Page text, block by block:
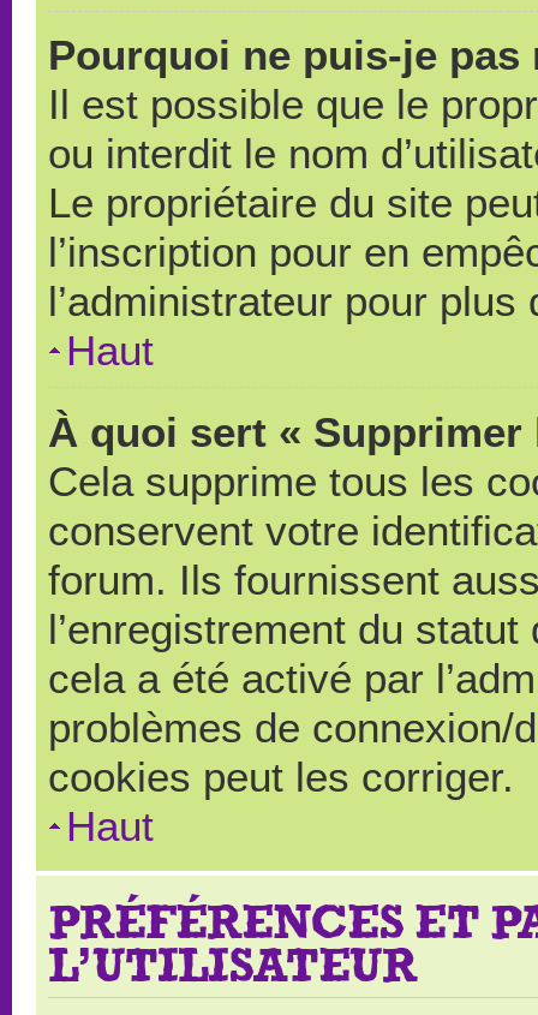
Pourquoi ne puis-je pas
Il est possible que le
ou interdit le nom
Le propriétaire du site
l’inscription pour en
l’administrateur pour
Haut
À quoi sert «
Cela supprime tous les
conservent votre
forum. Ils fournissent
l’enregistrement du
cela a été activé par
problèmes de connexion/
cookies peut les corriger.
Haut
PRÉFÉRENCES ET
L’UTILISATEUR